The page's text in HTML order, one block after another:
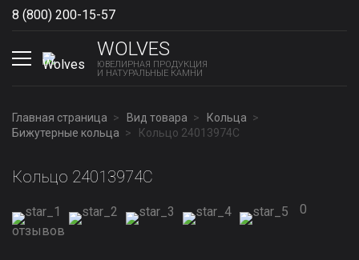
8 (800) 200-15-57
WOLVES
ЮВЕЛИРНАЯ ПРОДУКЦИЯ
И НАТУРАЛЬНЫЕ КАМНИ
Главная страница Вид товара
Кольца
Бижутерные кольца
Кольцо 24013974С
Кольцо 24013974С
0
отзывов